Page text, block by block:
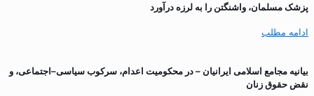
پزشک مسلمان، واشنگتن را به لرزه درآورد
ادامه مطلب
بیانیه مجامع اسلامی ایرانیان – در محکومیت اعدام، سرکوب سیاسی–اجتماعی، و
نقض حقوق زنان